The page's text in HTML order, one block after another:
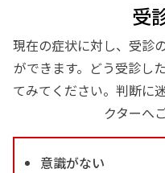
受
現在の症状に対し、受診
ができます。どう受診し
てみてください。判断に
クターへ
意識がない